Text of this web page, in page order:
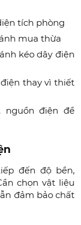
tích phòng
mua thừa
kéo dây điện
thay vì thiết
nguồn điện để
đến độ bền,
chọn vật liệu
đảm bảo chất